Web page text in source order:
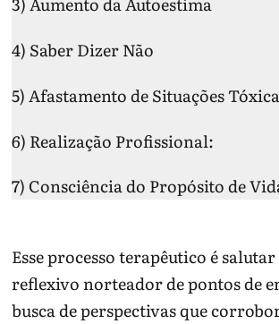
4) Saber Dizer Não
5) Afastamento de Situações
6) Realização Profissional:
7) Consciência do Propósito de
Esse processo terapêutico é
reflexivo norteador de pontos de
busca de perspectivas que